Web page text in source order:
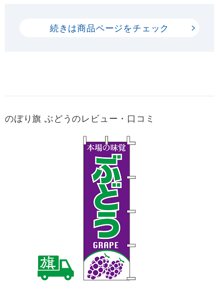
続きは商品ページをチェック
のぼり旗 ぶどうのレビュー・口コミ